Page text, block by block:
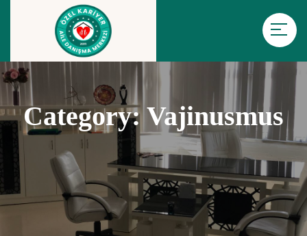
Category:Vajinusmus